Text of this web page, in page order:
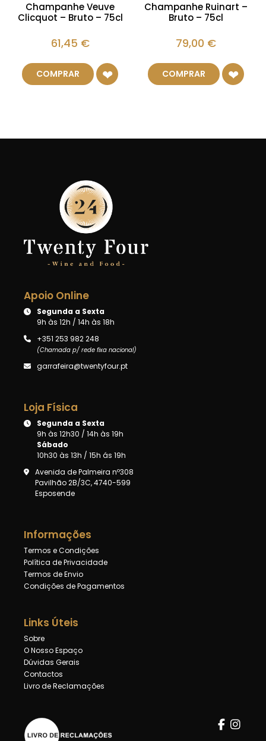
Champanhe Veuve
Clicquot – Bruto – 75cl
61,45 €
COMPRAR
Champanhe Ruinart –
Bruto – 75cl
79,00 €
COMPRAR
Apoio Online
Segunda a Sexta
9h às 12h / 14h às 18h
+351 253 982 248
(Chamada p/ rede fixa nacional)
garrafeira@twentyfour.pt
Loja Física
Segunda a Sexta
9h às 12h30 / 14h às 19h
Sábado
10h30 às 13h / 15h ás 19h
Avenida de Palmeira nº308
Pavilhão 2B/3C, 4740-599
Esposende
Informações
Termos e Condições
Política de Privacidade
Termos de Envio
Condições de Pagamentos
Links Úteis
Sobre
O Nosso Espaço
Dúvidas Gerais
Contactos
Livro de Reclamações